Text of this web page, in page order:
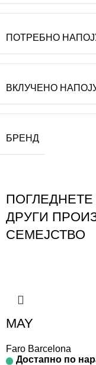
ПОТРЕБНО
ВКЛУЧЕНО
БРЕНД
ДРУГИ
СЕМЕЈСТВО
MAY
Faro Barcelona
Достапно по